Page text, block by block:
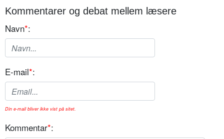
Kommentarer og debat mellem læsere
Navn*:
E-mail*:
Din e-mail bliver ikke vist på sitet.
Kommentar*: